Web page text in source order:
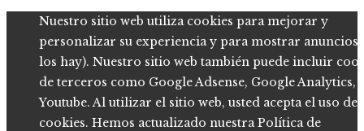
Nuestro sitio web utiliza cookies para mejorar y
personalizar su experiencia y para mostrar anuncios
los hay). Nuestro sitio web también puede incluir
de terceros como Google Adsense, Google Analytics,
Youtube. Al utilizar el sitio web, usted acepta el uso de
cookies. Hemos actualizado nuestra Política de